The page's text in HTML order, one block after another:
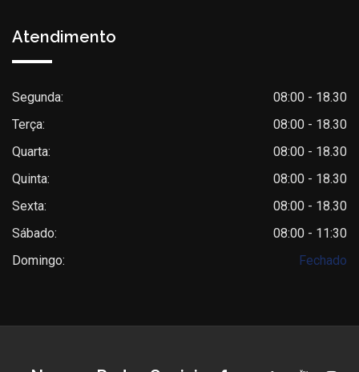
Atendimento
Segunda:
08:00 - 18.30
Terça:
08:00 - 18.30
Quarta:
08:00 - 18.30
Quinta:
08:00 - 18.30
Sexta:
08:00 - 18.30
Sábado:
08:00 - 11:30
Domingo:
Fechado